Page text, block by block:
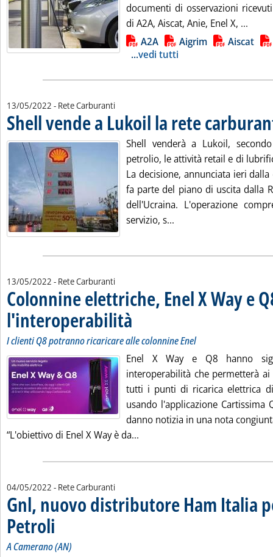
documenti di osservazioni
di A2A, Aiscat, Anie, Enel X, ...
Lista allegati PDF alla notizia
A2A Aigrim
Aiscat
...vedi tutti
13/05/2022 - Rete Carburanti
Shell vende a Lukoil la rete
Shell venderà a Lukoil,
petrolio, le attività retail e di
La decisione, annunciata ieri
fa parte del piano di uscita dalla
dell'Ucraina. L'operazione
servizio, s...
13/05/2022 - Rete Carburanti
Colonnine elettriche, Enel X Way e
l'interoperabilità . Sottotitolo: I clienti Q8 potranno ricaricare
. Pubblicata venerdì 13 maggio 2022 alle 9.40.
I clienti Q8 potranno ricaricare alle colonnine Enel
Enel X Way e Q8 hanno
interoperabilità che permetterà
tutti i punti di ricarica elettrica
usando l'applicazione Cartissima
danno notizia in una nota
“L'obiettivo di Enel X Way è da...
04/05/2022 - Rete Carburanti
Gnl, nuovo distributore Ham Italia
Petroli
A Camerano (AN)